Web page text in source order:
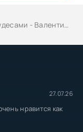
27.07.26
нравится как
- Валентина Дёгтева